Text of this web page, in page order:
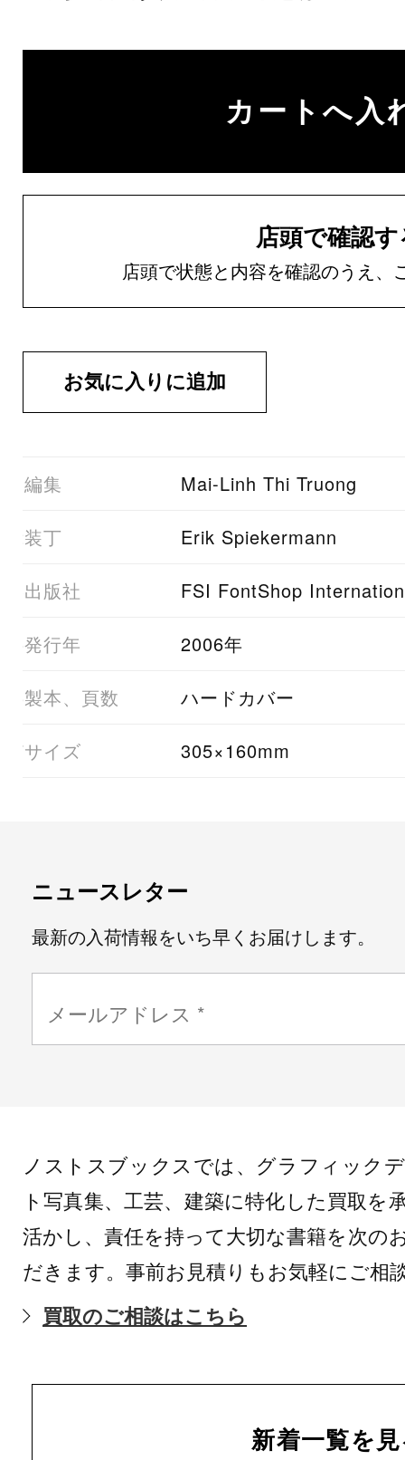
店頭で確認
店頭で状態と内容を確認のうえ、
01編集 Mai-Linh Thi Truong
02装丁 Erik Spiekermann
03出版社 FSI FontShop
05発行年 2006年
06製本、頁数 ハードカバー
07サイズ 305×160mm
ニュースレター
最新の入荷情報をいち早くお届けします。
ノストスブックスでは、グラフィック
ト写真集、工芸、建築に特化した買取を
活かし、責任を持って大切な書籍を次の
だきます。事前お見積りもお気軽にご相
買取のご相談はこちら
新着一覧を